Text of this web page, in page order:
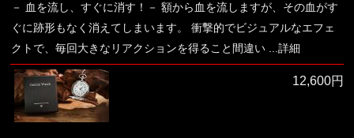
－ 血を流し、すぐに消す！－ 額から血を流しますが、その血がす
ぐに跡形もなく消えてしまいます。 衝撃的でビジュアルなエフェ
クトで、毎回大きなリアクションを得ること間違い ...詳細
12,600円